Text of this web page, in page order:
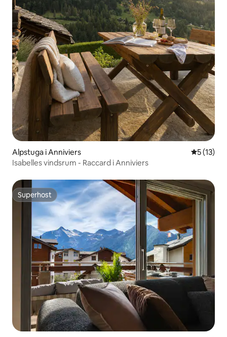
Alpstuga i Anniviers 5 av 5 i
5 (13)
Isabelles vindsrum - Raccard i Anniviers
Superhost
Superhost